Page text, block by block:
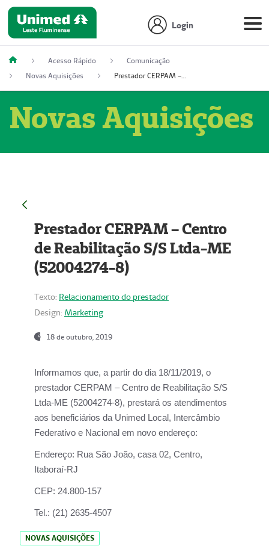
Login
Acesso Rápido
Comunicação
Novas Aquisições
Prestador CERPAM – Centro de Reabilitação S/S Ltda-ME (52004274-8)
Novas Aquisições
Prestador CERPAM – Centro
de Reabilitação S/S Ltda-ME
(52004274-8)
Texto: Relacionamento do prestador
Design: Marketing
18 de outubro, 2019
Informamos que, a partir do dia 18/11/2019, o
prestador CERPAM – Centro de Reabilitação S/S
Ltda-ME (52004274-8), prestará os atendimentos
aos beneficiários da Unimed Local, Intercâmbio
Federativo e Nacional em novo endereço:
Endereço: Rua São João, casa 02, Centro,
Itaboraí-RJ
CEP: 24.800-157
Tel.: (21) 2635-4507
NOVAS AQUISIÇÕES